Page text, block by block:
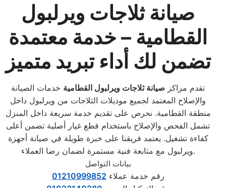
صيانة ثلاجات ويرلبول
القطامية – خدمة معتمدة
تضمن لك أداء تبريد متميز
تقدم مراكز صيانة ثلاجات ويرلبول القطامية خدمات الصيانة
والإصلاح المعتمد لجميع موديلات الثلاجات من ويرلبول داخل
منطقة القطامية. نحرص على تقديم خدمة سريعة داخل المنزل
تشمل الفحص والإصلاح باستخدام قطع غيار أصلية تضمن أعلى
كفاءة تشغيل. يعتمد فريقنا على خبرة طويلة في صيانة أجهزة
ويرلبول مع متابعة فنية مستمرة لضمان رضا العملاء.
بيانات التواصل
رقم خدمة عملاء 01210999852